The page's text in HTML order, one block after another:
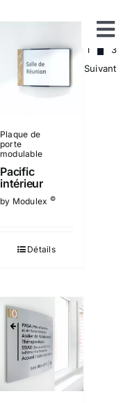
Notre métier
Maintenance et sav
Nos réalisations
Qui sommes nous ?
Plaque de
porte
modulable
Pacific
intérieur
by Modulex ©
Détails
Précédent
1
2
3
Suivant